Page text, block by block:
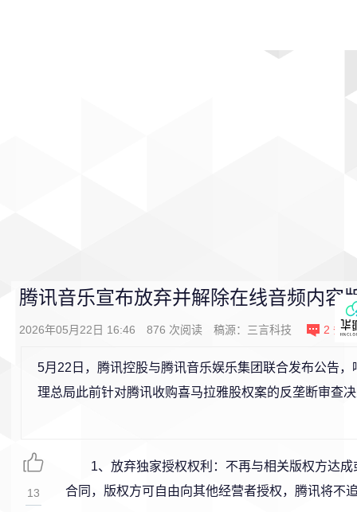
腾讯音乐宣布放弃并解除在线音频内容
2026年05月22日 16:46 876 次阅读 稿源： 三言科技 2 条
5月22日，腾讯控股与腾讯音乐娱乐集团联合发布公告，
理总局此前针对腾讯收购喜马拉雅股权案的反垄断审查
1、放弃独家授权权利：不再与相关版权方达
合同，版权方可自由向其他经营者授权，腾讯将不
13